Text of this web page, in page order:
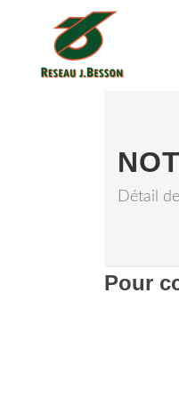
Détail
Pour